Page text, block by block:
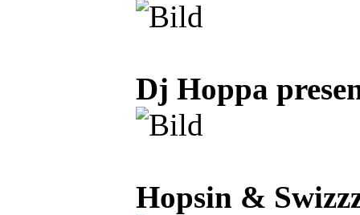
Dj Hoppa
Hopsin &